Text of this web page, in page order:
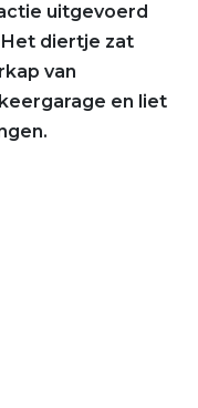
uitgevoerd
diertje zat
van
en liet